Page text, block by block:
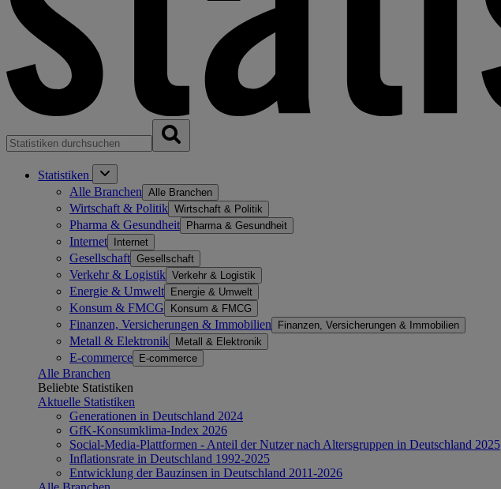
Statistiken
Alle Branchen Alle Branchen
Wirtschaft & Politik Wirtschaft & Politik
Pharma & Gesundheit Pharma & Gesundheit
Internet Internet
Gesellschaft Gesellschaft
Verkehr & Logistik Verkehr & Logistik
Energie & Umwelt Energie & Umwelt
Konsum & FMCG Konsum & FMCG
Finanzen, Versicherungen & Immobilien Finanzen, Versicherungen & Immobilien
Metall & Elektronik Metall & Elektronik
E-commerce E-commerce
Alle Branchen
Beliebte Statistiken
Aktuelle Statistiken
Generationen in Deutschland 2024
GfK-Konsumklima-Index 2026
Social-Media-Plattformen - Anteil der Nutzer nach Altersgruppen in Deutschland 2025
Inflationsrate in Deutschland 1992-2025
Entwicklung der Bauzinsen in Deutschland 2011-2026